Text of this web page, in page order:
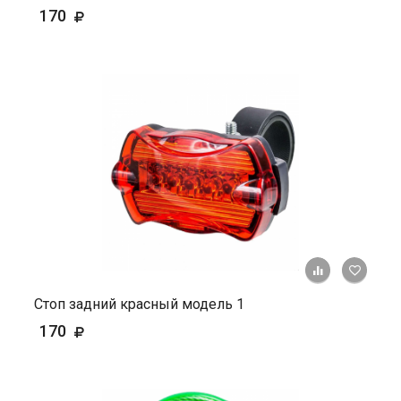
170
+ К
Стоп задний красный модель 1
170